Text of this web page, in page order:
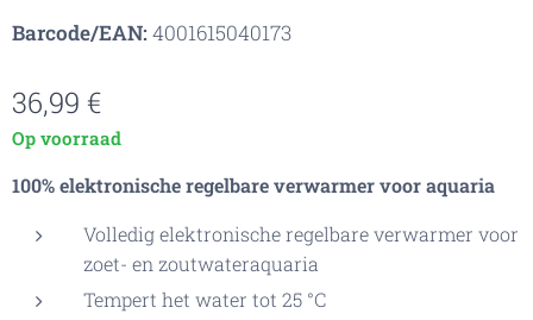
Barcode/EAN:4001615040173
36,99 €
Op voorraad
100% elektronische regelbare verwarmer voor aquaria
Volledig elektronische regelbare verwarmer voor
zoet- en zoutwateraquaria
Tempert het water tot 25 °C